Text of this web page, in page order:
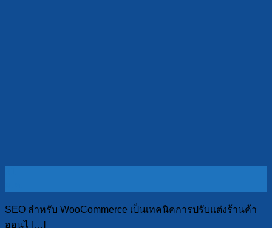
SEO สำหรับ WooCommerce เป็นเทคนิคการปรับแต่งร้านค้า
ออนไ […]